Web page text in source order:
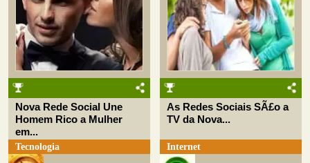
Nova Rede Social Une
Homem Rico a Mulher
em...
Tecnologia
As Redes Sociais SÃ£o a
TV da Nova...
Internet